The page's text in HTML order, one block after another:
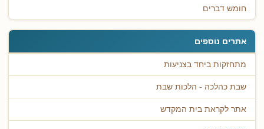
חומש דברים
אתרים נוספים
מתחזקות ביחד בצניעות
שבת כהלכה - הלכות שבת
אתר לקראת בית המקדש